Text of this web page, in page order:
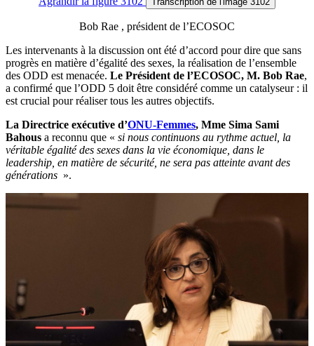
Bob Rae , président de l’ECOSOC
Les intervenants à la discussion ont été d’accord pour dire que sans
progrès en matière d’égalité des sexes, la réalisation de l’ensemble
des ODD est menacée. Le Président de l’ECOSOC, M. Bob Rae,
a confirmé que l’ODD 5 doit être considéré comme un catalyseur : il
est crucial pour réaliser tous les autres objectifs.
La Directrice exécutive d’ONU-Femmes, Mme Sima Sami
Bahous a reconnu que « si nous continuons au rythme actuel, la
véritable égalité des sexes dans la vie économique, dans le
leadership, en matière de sécurité, ne sera pas atteinte avant des
générations ».